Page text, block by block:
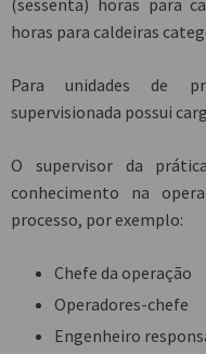
(sessenta) horas para
horas para caldeiras
Para unidades de
supervisionada possui
O supervisor da
conhecimento na
processo, por exemplo:
Chefe da operação
Operadores-chefe
Engenheiro